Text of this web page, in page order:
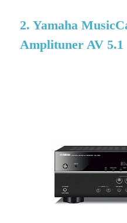
2. Yamaha
Amplituner AV 5.1